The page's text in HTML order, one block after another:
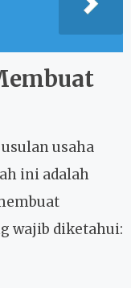
usaha
ini adalah
wajib diketahui: